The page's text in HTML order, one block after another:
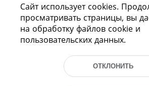
Пр-т Независимости 116
Тел.: (+375 17) 368 37 37, Факс:
Сайт использует cookies.
просматривать страницы, вы
на обработку файлов cookie и
пользовательских данных.
ОТКЛОНИТЬ